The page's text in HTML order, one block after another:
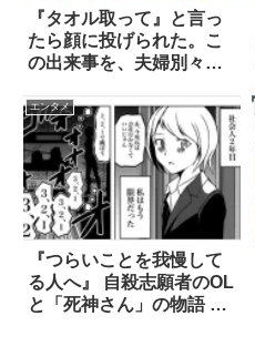
『タオル取って』と言っ
たら顔に投げられた。こ
の出来事を、夫婦別々の
エンタメ
『つらいことを我慢して
る人へ』 自殺志願者のOL
と「死神さん」の物語 4